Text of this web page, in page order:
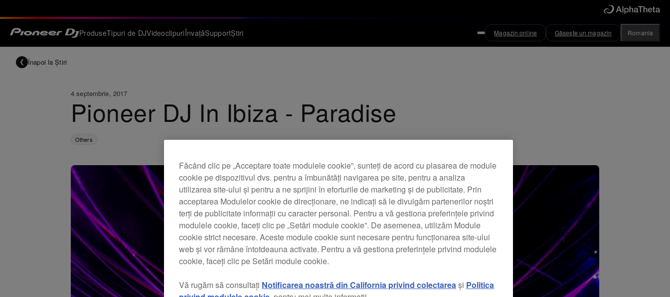
ProduseTipuri de DJVideoclipuriÎnvațăSupportȘtiri Magazin online Găsește un magazin Romania
Înapoi la Știri
4 septembrie, 2017
Pioneer DJ In Ibiza - Paradise
Others
Făcând clic pe „Acceptare toate modulele cookie”, sunteți de acord cu plasarea de module
cookie pe dispozitivul dvs. pentru a îmbunătăți navigarea pe site, pentru a analiza
utilizarea site-ului și pentru a ne sprijini în eforturile de marketing și de publicitate. Prin
acceptarea Modulelor cookie de direcționare, ne indicați să le divulgăm partenerilor noștri
terți de publicitate informații cu caracter personal. Pentru a vă gestiona preferințele privind
modulele cookie, faceți clic pe „Setări module cookie”. De asemenea, utilizăm Module
cookie strict necesare. Aceste module cookie sunt necesare pentru funcționarea site-ului
web și vor rămâne întotdeauna activate. Pentru a vă gestiona preferințele privind modulele
cookie, faceți clic pe Setări module cookie.
Vă rugăm să consultați Notificarea noastră din California privind colectareași Politica